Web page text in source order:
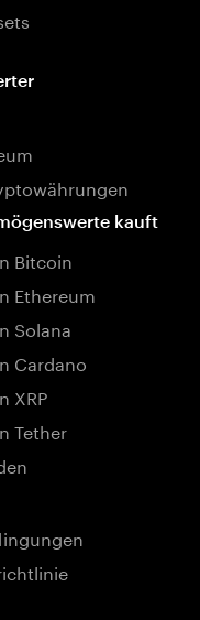
kauft
Bitcoin
Ethereum
Solana
Cardano
XRP
Tether